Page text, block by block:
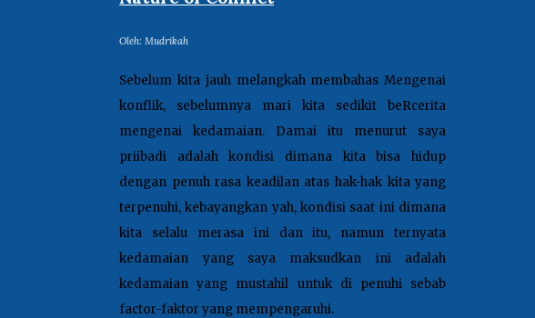
Oleh:Mudrikah
Sebelum kita jauh melangkah membahas Mengenai
konflik, sebelumnya mari kita sedikit beRcerita
mengenai kedamaian. Damai itu menurut saya
priibadi adalah kondisi dimana kita bisa hidup
dengan penuh rasa keadilan atas hak-hak kita yang
terpenuhi, kebayangkan yah, kondisi saat ini dimana
kita selalu merasa ini dan itu, namun ternyata
kedamaian yang saya maksudkan ini adalah
kedamaian yang mustahil untuk di penuhi sebab
factor-faktor yang mempengaruhi.